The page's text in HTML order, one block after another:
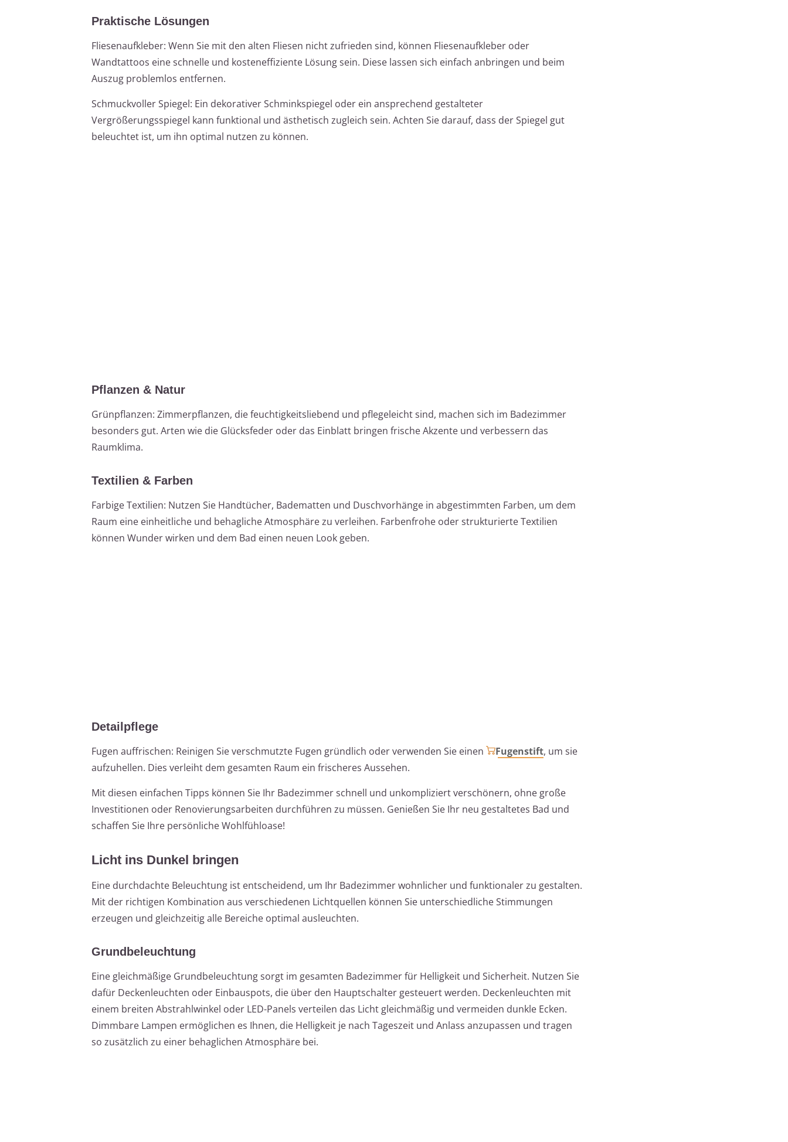
Praktische Lösungen
Fliesenaufkleber: Wenn Sie mit den alten Fliesen nicht zufrieden sind, können Fliesenaufkleber oder
Wandtattoos eine schnelle und kosteneffiziente Lösung sein. Diese lassen sich einfach anbringen und beim
Auszug problemlos entfernen.
Schmuckvoller Spiegel: Ein dekorativer Schminkspiegel oder ein ansprechend gestalteter
Vergrößerungsspiegel kann funktional und ästhetisch zugleich sein. Achten Sie darauf, dass der Spiegel gut
beleuchtet ist, um ihn optimal nutzen zu können.
Pflanzen & Natur
Grünpflanzen: Zimmerpflanzen, die feuchtigkeitsliebend und pflegeleicht sind, machen sich im Badezimmer
besonders gut. Arten wie die Glücksfeder oder das Einblatt bringen frische Akzente und verbessern das
Raumklima.
Textilien & Farben
Farbige Textilien: Nutzen Sie Handtücher, Badematten und Duschvorhänge in abgestimmten Farben, um dem
Raum eine einheitliche und behagliche Atmosphäre zu verleihen. Farbenfrohe oder strukturierte Textilien
können Wunder wirken und dem Bad einen neuen Look geben.
Detailpflege
Fugen auffrischen: Reinigen Sie verschmutzte Fugen gründlich oder verwenden Sie einen
Fugenstift, um sie
aufzuhellen. Dies verleiht dem gesamten Raum ein frischeres Aussehen.
Mit diesen einfachen Tipps können Sie Ihr Badezimmer schnell und unkompliziert verschönern, ohne große
Investitionen oder Renovierungsarbeiten durchführen zu müssen. Genießen Sie Ihr neu gestaltetes Bad und
schaffen Sie Ihre persönliche Wohlfühloase!
Licht ins Dunkel bringen
Eine durchdachte Beleuchtung ist entscheidend, um Ihr Badezimmer wohnlicher und funktionaler zu gestalten.
Mit der richtigen Kombination aus verschiedenen Lichtquellen können Sie unterschiedliche Stimmungen
erzeugen und gleichzeitig alle Bereiche optimal ausleuchten.
Grundbeleuchtung
Eine gleichmäßige Grundbeleuchtung sorgt im gesamten Badezimmer für Helligkeit und Sicherheit. Nutzen Sie
dafür Deckenleuchten oder Einbauspots, die über den Hauptschalter gesteuert werden. Deckenleuchten mit
einem breiten Abstrahlwinkel oder LED-Panels verteilen das Licht gleichmäßig und vermeiden dunkle Ecken.
Dimmbare Lampen ermöglichen es Ihnen, die Helligkeit je nach Tageszeit und Anlass anzupassen und tragen
so zusätzlich zu einer behaglichen Atmosphäre bei.